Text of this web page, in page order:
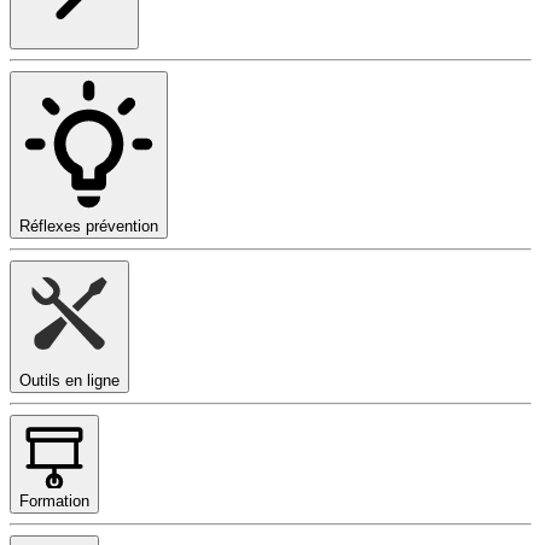
Réflexes prévention
Outils en ligne
Formation